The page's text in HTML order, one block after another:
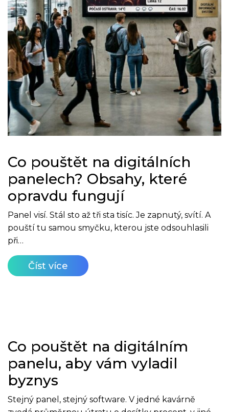
Co pouštět na digitálních
panelech? Obsahy, které
opravdu fungují
Panel visí. Stál sto až tři sta tisíc. Je zapnutý, svítí. A
pouští tu samou smyčku, kterou jste odsouhlasili
při…
Číst více
Co pouštět na digitálním
panelu, aby vám vyladil
byznys
Stejný panel, stejný software. V jedné kavárně